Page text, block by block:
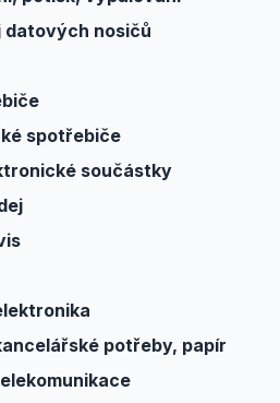
datových nosičů
spotřebiče
součástky
potřeby, papír